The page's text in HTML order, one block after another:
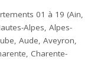
01 à 19 (Ain,
Alpes, Alpes-
Aude, Aveyron,
Charente-